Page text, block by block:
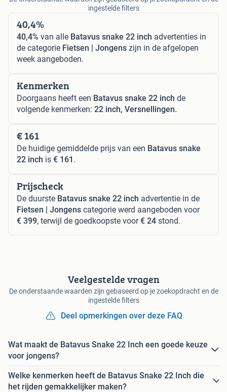
ingestelde filters
40,4%
40,4% van alle Batavus snake 22 inch advertenties in
de categorie Fietsen | Jongens zijn in de afgelopen
week aangeboden.
Kenmerken
Doorgaans heeft een Batavus snake 22 inch de
volgende kenmerken: 22 inch, Versnellingen.
€ 161
De huidige gemiddelde prijs van een Batavus snake
22 inch is € 161 .
Prijscheck
De duurste Batavus snake 22 inch advertentie in de
Fietsen | Jongens categorie werd aangeboden voor
€ 399, terwijl de goedkoopste voor€ 24 stond.
Veelgestelde vragen
De onderstaande waarden zijn gebaseerd op je zoekopdracht en de
ingestelde filters
Deel opmerkingen over deze FAQ
Wat maakt de Batavus Snake 22 Inch een goede keuze
voor jongens?
Welke kenmerken heeft de Batavus Snake 22 Inch die
het rijden gemakkelijker maken?